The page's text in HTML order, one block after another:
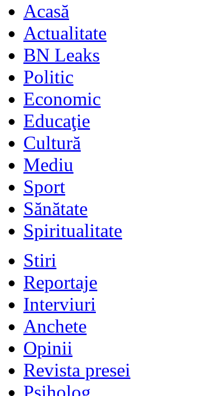
Acasă
Actualitate
BN Leaks
Politic
Economic
Educaţie
Cultură
Mediu
Sport
Sănătate
Spiritualitate
Stiri
Reportaje
Interviuri
Anchete
Opinii
Revista presei